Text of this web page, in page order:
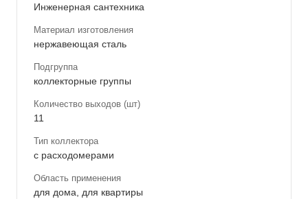
Инженерная сантехника
Материал изготовления
нержавеющая сталь
Подгруппа
коллекторные группы
Количество выходов (шт)
11
Тип коллектора
с расходомерами
Область применения
для дома, для квартиры